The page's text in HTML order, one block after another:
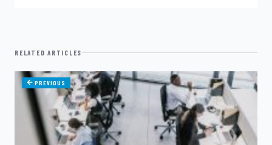
RELATED ARTICLES
PREVIOUS